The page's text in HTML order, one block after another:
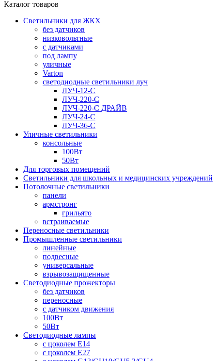
Каталог товаров
Светильники для ЖКХ
без датчиков
низковольтные
с датчиками
под лампу
уличные
Varton
светодиодные светильники луч
ЛУЧ-12-С
ЛУЧ-220-С
ЛУЧ-220-С ДРАЙВ
ЛУЧ-24-С
ЛУЧ-36-С
Уличные светильники
консольные
100Вт
50Вт
Для торговых помещений
Светильники для школьных и медицинских учреждений
Потолочные светильники
панели
армстронг
грильято
встраиваемые
Переносные светильники
Промышленные светильники
линейные
подвесные
универсальные
взрывозащищенные
Светодиодные прожекторы
без датчиков
переносные
с датчиком движения
100Вт
50Вт
Светодиодные лампы
с цоколем E14
с цоколем E27